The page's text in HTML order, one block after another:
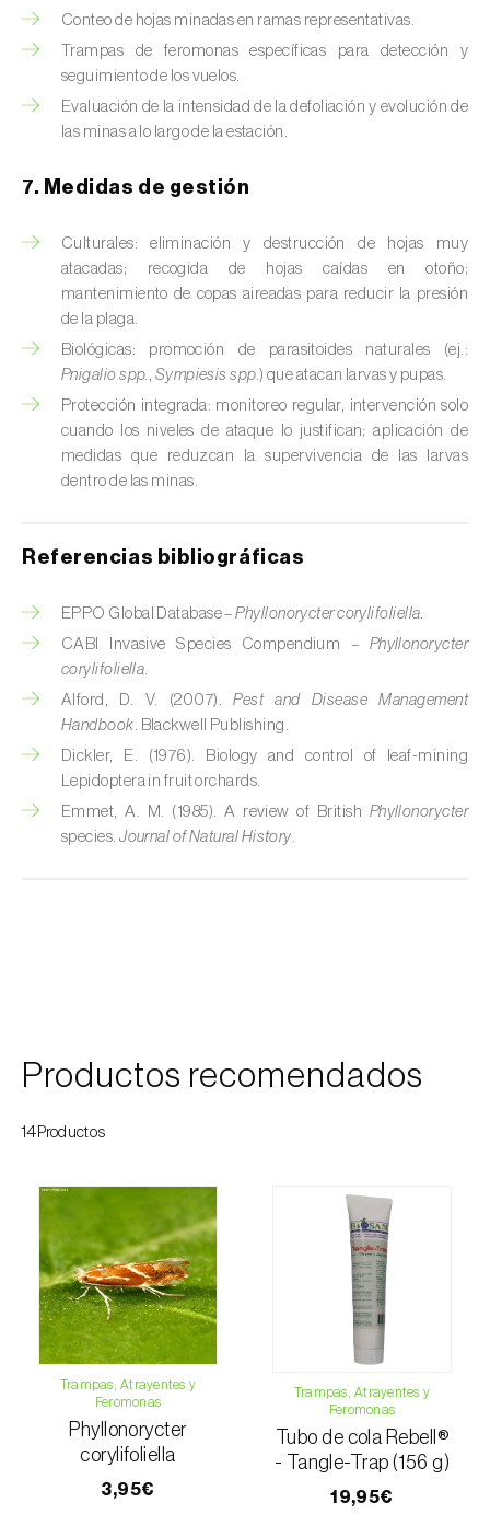
Chinche roja (Pyrrhocoris apterus)
Chinche verde (Nezara viridula
Cicadas (
Jacobiasca lybica, Scaphoideus
Cigarra espumosa (Philaenus spumarius
Cochinilla de Comstock (Pseudococcus
comstocki
Cochinilla de los cítricos (
Cochinilla de San José (Quadraspidiotus (=
Diaspidiotus) perniciosus
Cochinilla obscura ( Pseudococcus viburni)
Cochinilla roja de los cítricos (
Cochinillas
Cogollero del maíz (Spodoptera frugiperda
Cogollero del tomate (
Coleópteros de grandes dimensiones
Coleópteros de pequeñas dimensiones
Criocero del espárrago (Crioceris asparagi e
C. duodecimpunctata)
orichalcea)
Escama harinosa (
Escarabajo de la patata (
Leptinotarsa
Escarabajo de las ramas del nogal
(Pityophthorus juglandis
Escarabajo del frambueso ( Byturus spp.
Escarabajo descortezador grande del
alerce (Ips cembrae
Escarabajo japonés ( Popillia japonica)
Conteo de hojas minadas en ramas representativas.
Trampas de feromonas específicas para detección y
seguimiento de los vuelos.
Evaluación de la intensidad de la defoliación y evolución de
las minas a lo largo de la estación.
7. Medidas de gestión
Culturales: eliminación y destrucción de hojas muy
atacadas; recogida de hojas caídas en otoño;
mantenimiento de copas aireadas para reducir la presión
de la plaga.
Biológicas: promoción de parasitoides naturales (ej.:
Pnigalio spp. , Sympiesis spp.) que atacan larvas y pupas.
Protección integrada: monitoreo regular, intervención solo
cuando los niveles de ataque lo justifican; aplicación de
medidas que reduzcan la supervivencia de las larvas
dentro de las minas.
Referencias bibliográficas
EPPO Global Database –Phyllonorycter corylifoliella
CABI Invasive Species Compendium – Phyllonorycter
corylifoliella
Alford, D. V. (2007).Pest and Disease Management
Handbook . Blackwell Publishing.
Dickler, E. (1976). Biology and control of leaf-mining
Lepidoptera in fruit orchards.
Emmet, A. M. (1985). A review of British Phyllonorycter
species.Journal of Natural History
Productos recomendados
14Productos
Trampas, Atrayentes y
Feromonas
Phyllonorycter
corylifoliella
3,95€
Trampas, Atrayentes y
Feromonas
Tubo de cola Rebell®
- Tangle-Trap (156 g)
19,95€